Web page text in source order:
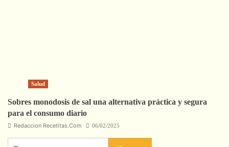
Salud
Sobres monodosis de sal una alternativa práctica y segura
para el consumo diario
Redaccion Recetitas.Com 06/02/2025